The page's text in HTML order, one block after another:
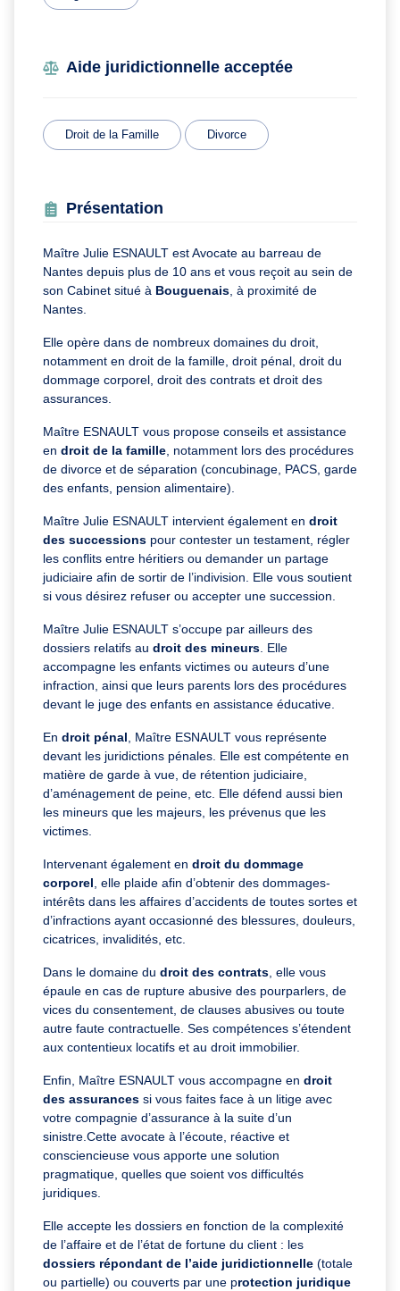
Aide juridictionnelle acceptée
Droit de la Famille Divorce
Présentation
Maître Julie ESNAULT est Avocate au barreau de
Nantes depuis plus de 10 ans et vous reçoit au sein de
son Cabinet situé à Bouguenais, à proximité de
Nantes.
Elle opère dans de nombreux domaines du droit,
notamment en droit de la famille, droit pénal, droit du
dommage corporel, droit des contrats et droit des
assurances.
Maître ESNAULT vous propose conseils et assistance
en droit de la famille, notamment lors des procédures
de divorce et de séparation (concubinage, PACS, garde
des enfants, pension alimentaire).
Maître Julie ESNAULT intervient également en droit
des successions pour contester un testament, régler
les conflits entre héritiers ou demander un partage
judiciaire afin de sortir de l’indivision. Elle vous soutient
si vous désirez refuser ou accepter une succession.
Maître Julie ESNAULT s’occupe par ailleurs des
dossiers relatifs au droit des mineurs. Elle
accompagne les enfants victimes ou auteurs d’une
infraction, ainsi que leurs parents lors des procédures
devant le juge des enfants en assistance éducative.
En droit pénal, Maître ESNAULT vous représente
devant les juridictions pénales. Elle est compétente en
matière de garde à vue, de rétention judiciaire,
d’aménagement de peine, etc. Elle défend aussi bien
les mineurs que les majeurs, les prévenus que les
victimes.
Intervenant également en droit du dommage
corporel, elle plaide afin d’obtenir des dommages-
intérêts dans les affaires d’accidents de toutes sortes et
d’infractions ayant occasionné des blessures, douleurs,
cicatrices, invalidités, etc.
Dans le domaine du droit des contrats, elle vous
épaule en cas de rupture abusive des pourparlers, de
vices du consentement, de clauses abusives ou toute
autre faute contractuelle. Ses compétences s’étendent
aux contentieux locatifs et au droit immobilier.
Enfin, Maître ESNAULT vous accompagne en droit
des assurances si vous faites face à un litige avec
votre compagnie d’assurance à la suite d’un
sinistre.Cette avocate à l’écoute, réactive et
consciencieuse vous apporte une solution
pragmatique, quelles que soient vos difficultés
juridiques.
Elle accepte les dossiers en fonction de la complexité
de l’affaire et de l’état de fortune du client : les
dossiers répondant de l’aide juridictionnelle (totale
ou partielle) ou couverts par une protection juridique